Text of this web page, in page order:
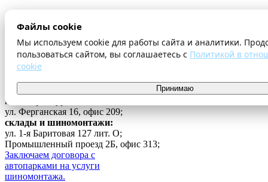
Файлы cookie
Мы используем cookie для работы сайта и аналитики.
пользоваться сайтом, вы соглашаетесь с Политикой в
cookie
Принимаю
Оплата и доставка
Шиномонтаж
Контакты
...
г. Екатеринбург
ул. Ферганская 16, офис 209;
склады и шиномонтажи:
ул. 1-я Баритовая 127 лит. О;
Промышленный проезд 2Б, офис 313;
Заключаем договора с
автопарками на услуги
шиномонтажа.